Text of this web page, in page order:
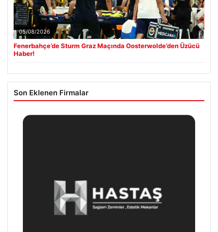
05/08/2026
Fenerbahçe’de Sturm Graz Maçında Oosterwolde’den Üzücü
Haber!
Son Eklenen Firmalar